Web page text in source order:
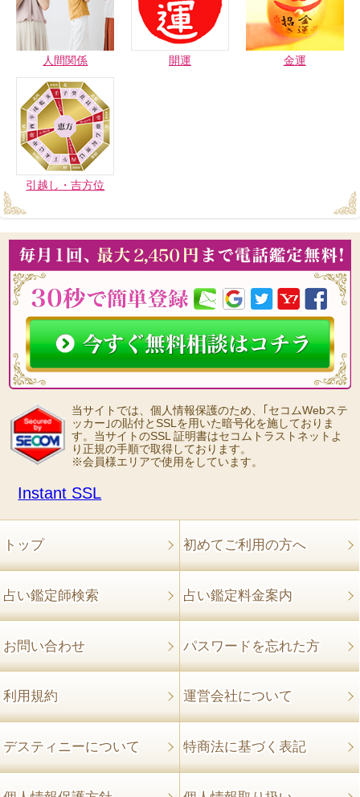
人間関係 開運 金運
引越し・吉方位
当サイトでは、個人情報保護のため、｢セコムWebステ
ッカー｣の貼付とSSLを用いた暗号化を施しておりま
す。当サイトのSSL 証明書はセコムトラストネットよ
り正規の手順で取得しております。
※会員様エリアで使用をしています。
Instant SSL
トップ 初めてご利用の方へ
占い鑑定師検索 占い鑑定料金案内
お問い合わせ パスワードを忘れた方
利用規約 運営会社について
デスティニーについて 特商法に基づく表記